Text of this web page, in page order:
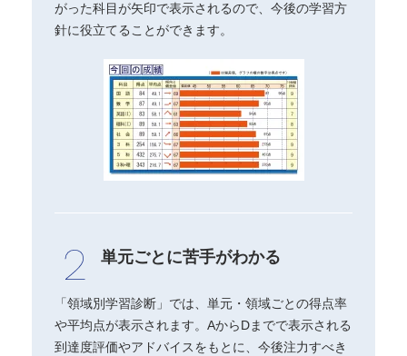
がった科目が矢印で表示されるので、今後の学習方
針に役立てることができます。
単元ごとに苦手がわかる
「領域別学習診断」では、単元・領域ごとの得点率
や平均点が表示されます。AからDまでで表示される
到達度評価やアドバイスをもとに、今後注力すべき